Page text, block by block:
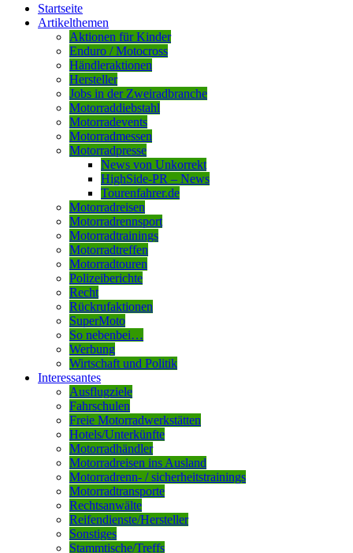
Startseite
Artikelthemen
Aktionen für Kinder
Enduro / Motocross
Händleraktionen
Hersteller
Jobs in der Zweiradbranche
Motorraddiebstahl
Motorradevents
Motorradmessen
Motorradpresse
News von Unkorrekt
HighSide-PR – News
Tourenfahrer.de
Motorradreisen
Motorradrennsport
Motorradtrainings
Motorradtreffen
Motorradtouren
Polizeiberichte
Recht
Rückrufaktionen
SuperMoto
So nebenbei…
Werbung
Wirtschaft und Politik
Interessantes
Ausflugziele
Fahrschulen
Freie Motorradwerkstätten
Hotels/Unterkünfte
Motorradhändler
Motorradreisen ins Ausland
Motorradrenn- / sicherheitstrainings
Motorradtransporte
Rechtsanwälte
Reifendienste/Hersteller
Sonstiges
Stammtische/Treffs